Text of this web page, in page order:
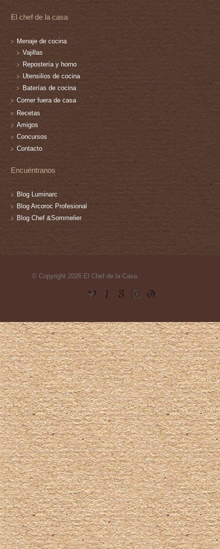
El chef de la casa
Menaje de cocina
Vajillas
Repostería y horno
Utensilios de cocina
Baterías de cocina
Comer fuera de casa
Recetas
Amigos
Concursos
Contacto
Encuéntranos
Blog Luminarc
Blog Arcoroc Profesional
Blog Chef &Sommelier
© Copyright 2026 El Chef de la Casa